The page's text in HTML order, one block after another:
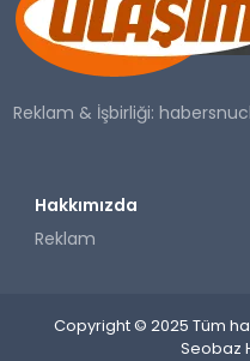
SAĞLIK
YAŞAM
Reklam & İşbirliği:
Hakkımızda
Reklam
Copyright © 2025 Tüm
Seobaz